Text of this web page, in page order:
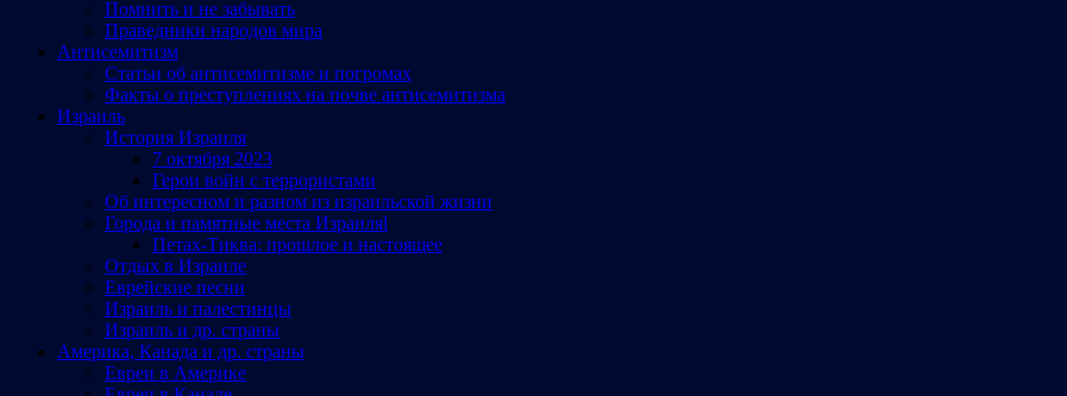
Помнить и не забывать
Праведники народов мира
Антисемитизм
Статьи об антисемитизме и погромах
Факты о преступлениях на почве антисемитизма
Израиль
История Израиля
7 октября 2023
Герои войн с террористами
Об интересном и разном из израильской жизни
Города и памятные места Израиляl
Петах-Тиква: прошлое и настоящее
Отдых в Израиле
Еврейские песни
Израиль и палестинцы
Израиль и др. страны
Америка, Канада и др. страны
Евреи в Америке